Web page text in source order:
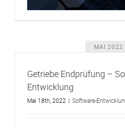
MAI 2022
Getriebe Endprüfung –
Entwicklung
Mai 18th, 2022 | Software-